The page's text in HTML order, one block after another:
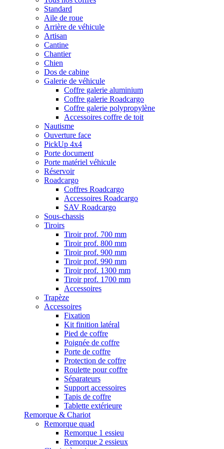
Standard
Aile de roue
Arrière de véhicule
Artisan
Cantine
Chantier
Chien
Dos de cabine
Galerie de véhicule
Coffre galerie aluminium
Coffre galerie Roadcargo
Coffre galerie polypropylène
Accessoires coffre de toit
Nautisme
Ouverture face
PickUp 4x4
Porte document
Porte matériel véhicule
Réservoir
Roadcargo
Coffres Roadcargo
Accessoires Roadcargo
SAV Roadcargo
Sous-chassis
Tiroirs
Tiroir prof. 700 mm
Tiroir prof. 800 mm
Tiroir prof. 900 mm
Tiroir prof. 990 mm
Tiroir prof. 1300 mm
Tiroir prof. 1700 mm
Accessoires
Trapèze
Accessoires
Fixation
Kit finition latéral
Pied de coffre
Poignée de coffre
Porte de coffre
Protection de coffre
Roulette pour coffre
Séparateurs
Support accessoires
Tapis de coffre
Tablette extérieure
Remorque & Chariot
Remorque quad
Remorque 1 essieu
Remorque 2 essieux